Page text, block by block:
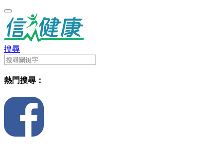
搜尋
熱門搜尋：